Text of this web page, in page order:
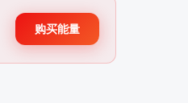
购买能量